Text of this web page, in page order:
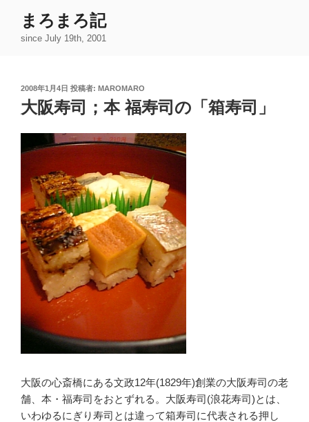
まろまろ記
since July 19th, 2001
投
日:
2008年1月4日 投稿者: MAROMARO
大阪寿司；本 福寿司の「箱寿司」
大阪の心斎橋にある文政12年(1829年)創業の大阪寿司の老
舗、本・福寿司をおとずれる。大阪寿司(浪花寿司)とは、
いわゆるにぎり寿司とは違って箱寿司に代表される押し